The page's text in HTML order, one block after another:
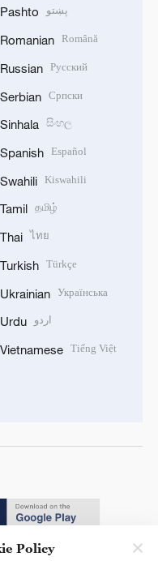
Pashto پښتو
Romanian Română
Russian Русский
Serbian Српски
Sinhala සිංහල
Spanish Español
Swahili Kiswahili
Tamil தமிழ்
Thai ไทย
Turkish Türkçe
Ukrainian Українська
Urdu اردو
Vietnamese Tiếng Việt
Policy